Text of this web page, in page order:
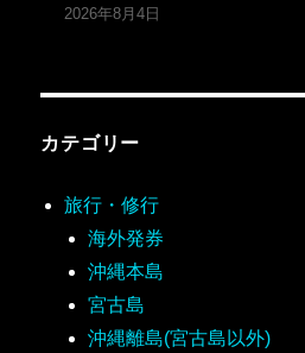
2026年8月4日
カテゴリー
旅行・修行
海外発券
沖縄本島
宮古島
沖縄離島(宮古島以外)